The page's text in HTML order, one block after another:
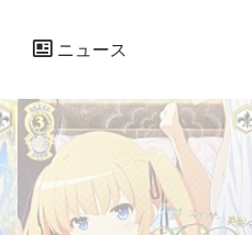
ニュース